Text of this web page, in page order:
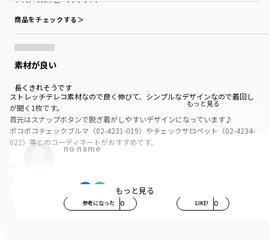
商品をチェックする＞
素材が良い
長くきれそうです
もっと見る…
no name
参考になった 0 LIKE! 0
ストレッチテレコ素材なので良く伸びて、シンプルなデザインなので着回し
が聞く1枚です。
首元はスナップボタンで脱ぎ着がしやすいデザインになっています♪
ポコポコチェックブルマ（02-4231-019）やチェックサロペット（02-4234-
022）等とのコーディネートがおすすめです。
-----
branshes
もっと見る